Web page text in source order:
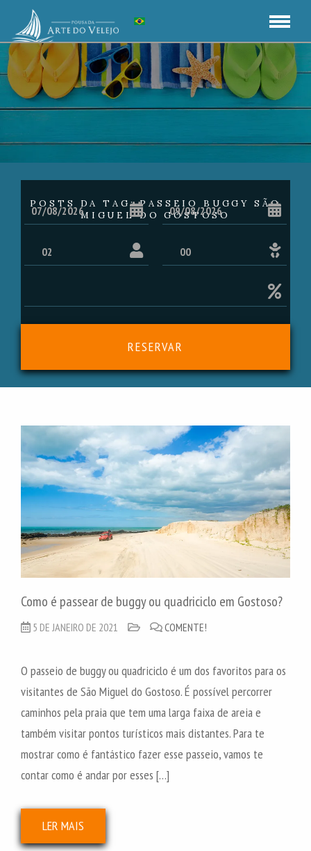
POSTS DA TAG: PASSEIO BUGGY SÃO
MIGUEL DO GOSTOSO
RESERVAR
Como é passear de buggy ou quadriciclo em Gostoso?
5 DE JANEIRO DE 2021 COMENTE!
O passeio de buggy ou quadriciclo é um dos favoritos para os
visitantes de São Miguel do Gostoso. É possível percorrer
caminhos pela praia que tem uma larga faixa de areia e
também visitar pontos turísticos mais distantes. Para te
mostrar como é fantástico fazer esse passeio, vamos te
contar como é andar por esses […]
LER MAIS